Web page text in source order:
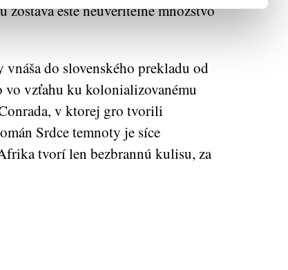
ešte neuveriteľné množstvo
do slovenského prekladu od
vzťahu ku kolonializovanému
v ktorej gro tvorili
Srdce temnoty je síce
tvorí len bezbrannú kulisu, za